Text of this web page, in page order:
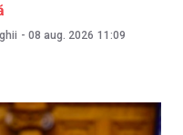
- 08 aug. 2026 11:09